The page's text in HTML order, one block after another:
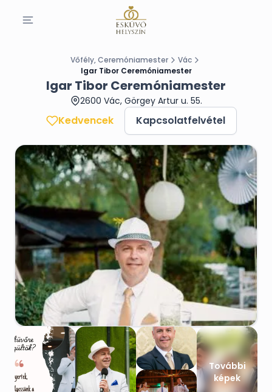
Vőfély, Ceremóniamester
Vác
Igar Tibor Ceremóniamester
Igar Tibor Ceremóniamester
2600 Vác, Görgey Artur u. 55.
Kedvencek Kapcsolatfelvétel
További
képek